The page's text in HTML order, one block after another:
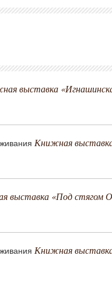
выставка
Книжная
выставка «Под стягом
Книжная